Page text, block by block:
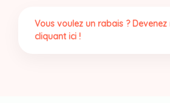
Vous voulez un rabais ?
cliquant ici !